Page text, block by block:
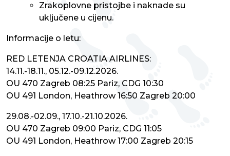
Zrakoplovne pristojbe i naknade su
uključene u cijenu.
Informacije o letu:
RED LETENJA CROATIA AIRLINES:
14.11.-18.11., 05.12.-09.12.2026.
OU 470 Zagreb 08:25 Pariz, CDG 10:30
OU 491 London, Heathrow 16:50 Zagreb 20:00
29.08.-02.09., 17.10.-21.10.2026.
OU 470 Zagreb 09:00 Pariz, CDG 11:05
OU 491 London, Heathrow 17:00 Zagreb 20:15